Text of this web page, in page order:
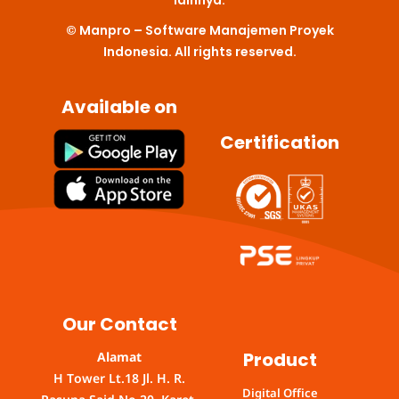
© Manpro – Software Manajemen Proyek
Indonesia. All rights reserved.
Available on
Certification
Our Contact
Alamat
H Tower Lt.18 Jl. H. R.
Product
Digital Office